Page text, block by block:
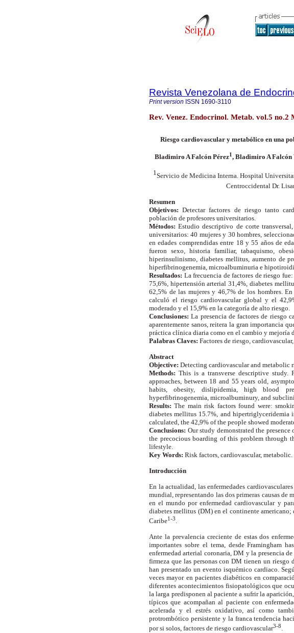
Revista Venezolana de
Print version ISSN 1690-3110
Rev. Venez. Endocrinol. Metab. vol.5 no.2
Riesgo cardiovascular y metabólico en una
Bladimiro A Falcón Pérez1, Bladimiro A Falcón
1Servicio de Medicina Interna. Hospital
Centroccidental Dr.
Resumen
Objetivos:Detectar factores de riesgo tanto
población de profesores universitarios.
Métodos:Estudio descriptivo de corte
universitarios: 40 mujeres y 30 hombres,
en edades comprendidas entre 18 y 55 años de
fueron sexo, historia familiar, tabaquismo,
hiperinsulinismo, diabetes mellitus, aumento de
hiperfibrinogenemia, microalbuminuria e
Resultados: La frecuencia de factores de riesgo
75,6%, hipertensión arterial 31,4%, diabetes
62,5% de las mujeres y 46,7% de los hombres.
calculó el riesgo cardiovascular global y el
moderado y el 15,9% en la categoría de alto riesgo.
Conclusiones:La presencia de factores de riesgo
aparentemente sanos, reitera la gran importancia
práctica clínica diaria como en el cambio y mejoría
Palabras Claves: Factores de riesgo,
Abstract
Objective: Detecting cardiovascular and metabolic
Methods: This is a transverse descriptive study.
approaches, between 18 and 55 years old,
habits, obesity, dislipidemia, high blood
hyperfibrinogenemia, microalbuminury, and
Results:The main risk factors found were:
diabetes mellitus 15.7%, and hipertriglyceridemia
calculated, the 42,9% of the people showed
Conclusions: Our study demonstrated the
the precocious boarding of this problem through
lifestyle.
Key Words: Risk factors, cardiovascular, metabolic.
Introducción
En la actualidad, las enfermedades
mundial, representando las dos primeras causas
en el mundo por enfermedad cardiovascular y
diabetes mellitus (DM) en el continente
Caribe1-3
Ante la prevalencia creciente de estas dos
importantes sobre el tema, desde Framingham
enfermedad arterial coronaria, DM y la presencia
firmeza que las personas con DM tienen un riesgo
han presentado un evento isquémico cardiaco.
veces mayor en pacientes diabéticos en
diferentes acontecimientos fisiopatológicos que
la larga predisponen al paciente a sufrir la
típicos que acompañan al paciente con
acelerada y el estrés oxidativo, así como
protrombótico persistente y la franca tendencia
por si solos, factores de riesgo cardiovascular3-8.